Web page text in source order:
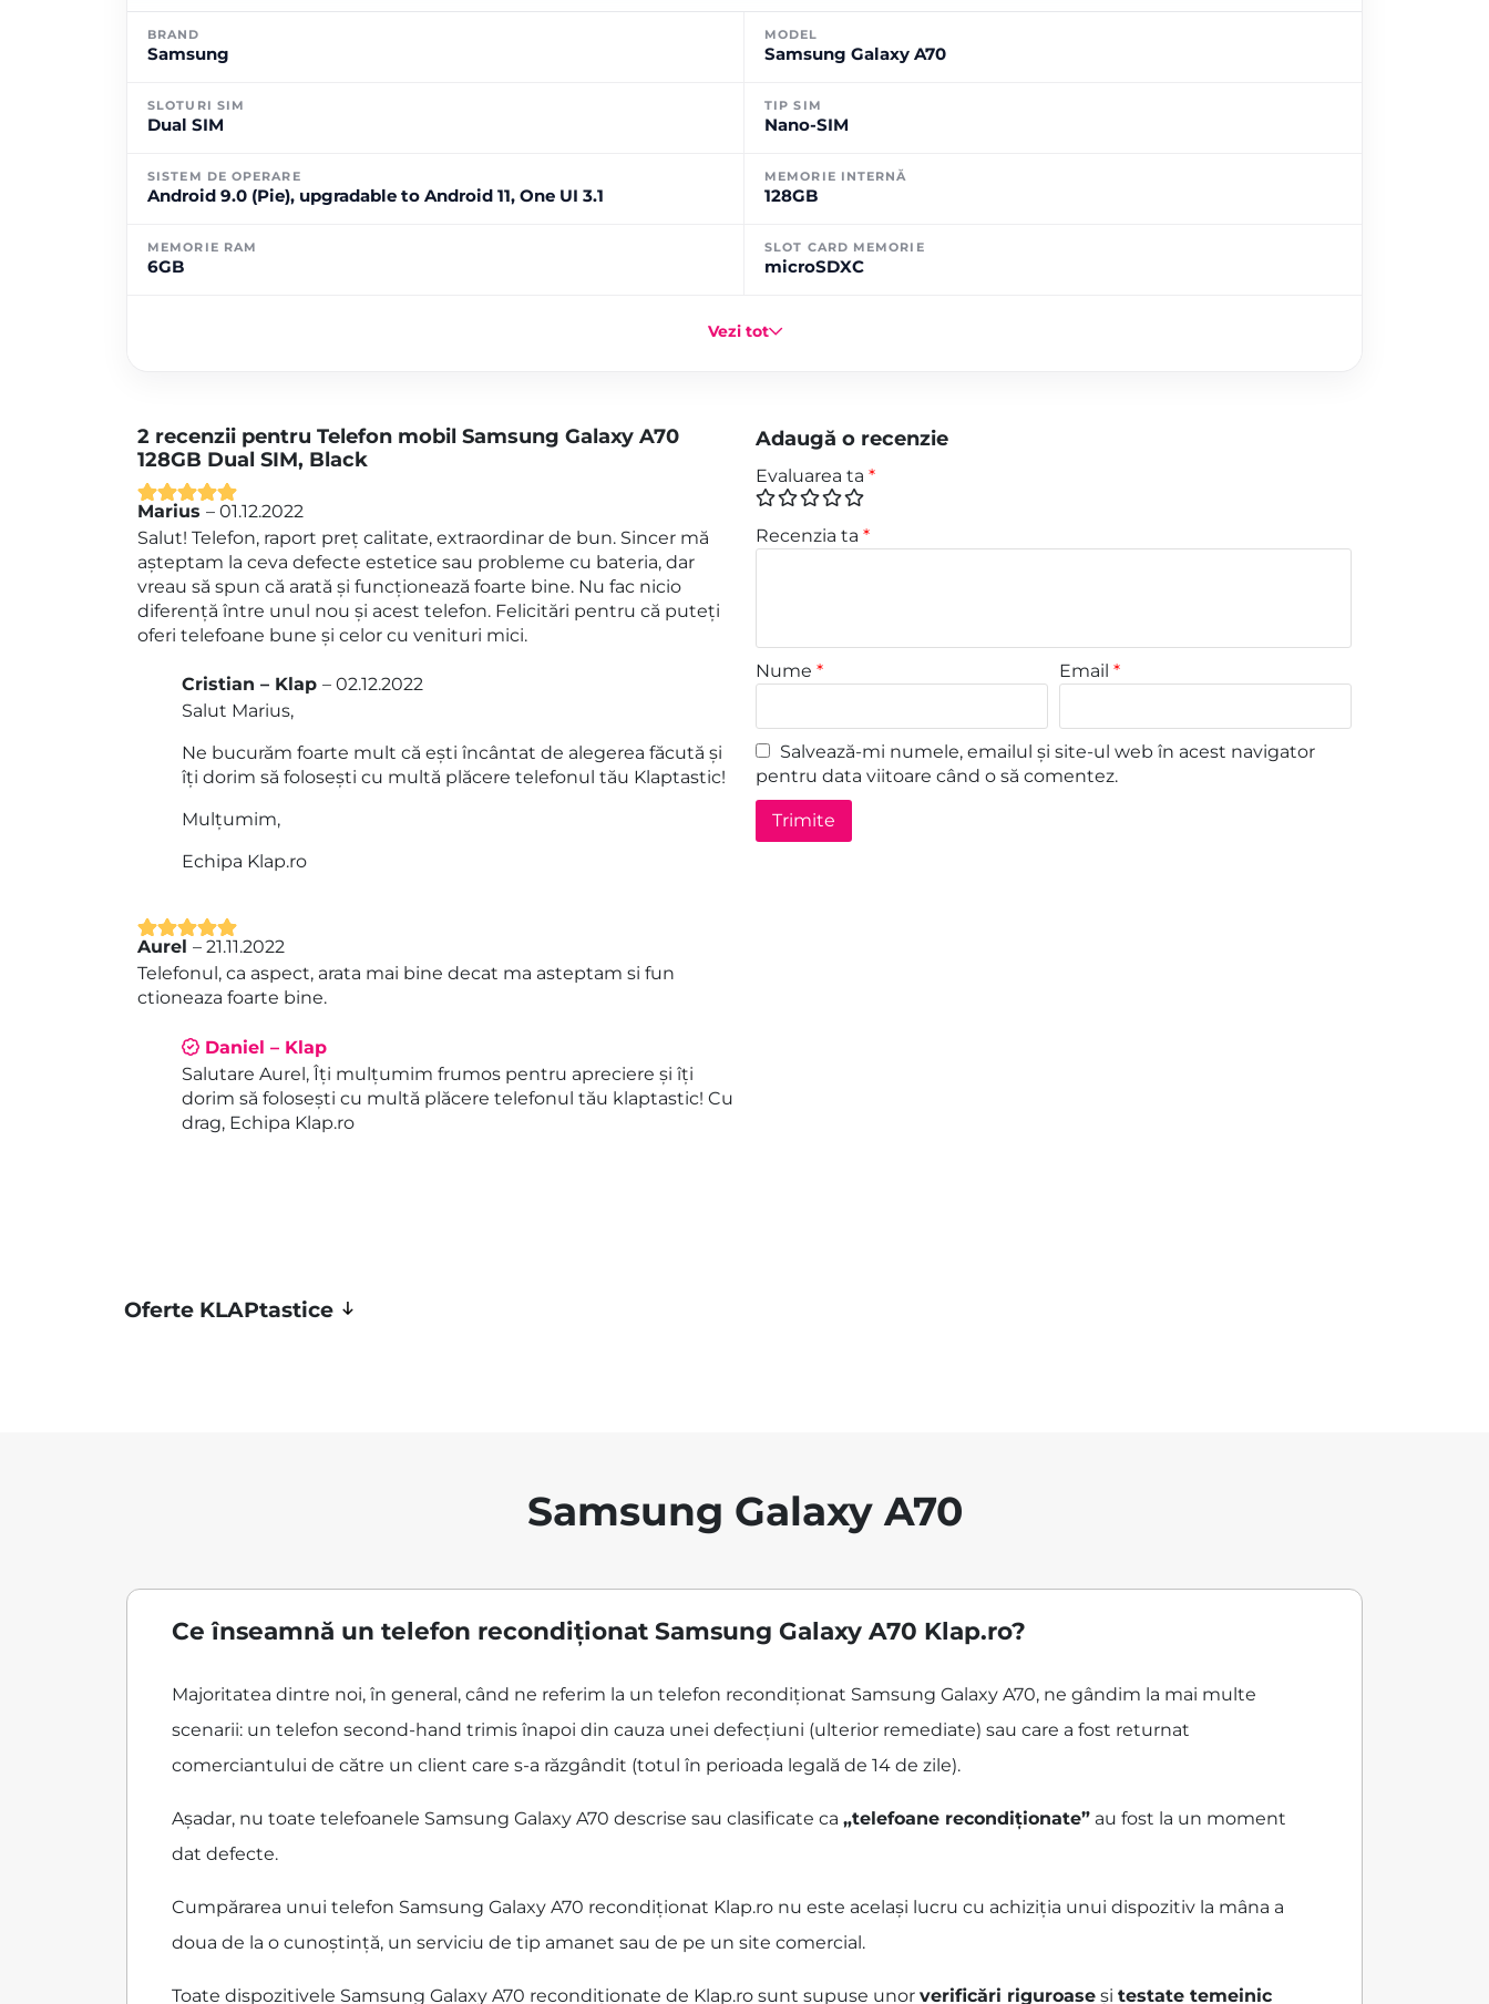
BRAND
Samsung
MODEL
Samsung Galaxy A70
SLOTURI SIM
Dual SIM
TIP SIM
Nano-SIM
SISTEM DE OPERARE
Android 9.0 (Pie), upgradable to Android 11, One UI 3.1
MEMORIE INTERNĂ
128GB
MEMORIE RAM
6GB
SLOT CARD MEMORIE
microSDXC
Vezi tot
2 recenzii pentru Telefon mobil Samsung Galaxy A70
128GB Dual SIM, Black
Evaluat la5
din 5
Marius – 01.12.2022
Salut! Telefon, raport preț calitate, extraordinar de bun. Sincer mă
așteptam la ceva defecte estetice sau probleme cu bateria, dar
vreau să spun că arată și funcționează foarte bine. Nu fac nicio
diferență între unul nou și acest telefon. Felicitări pentru că puteți
oferi telefoane bune și celor cu venituri mici.
Cristian – Klap – 02.12.2022
Salut Marius,
Ne bucurăm foarte mult că ești încântat de alegerea făcută și
îți dorim să folosești cu multă plăcere telefonul tău Klaptastic!
Mulțumim,
Echipa Klap.ro
Evaluat la5
din 5
Aurel – 21.11.2022
Telefonul, ca aspect, arata mai bine decat ma asteptam si fun
ctioneaza foarte bine.
Daniel – Klap
Salutare Aurel, Îți mulțumim frumos pentru apreciere și îți
dorim să folosești cu multă plăcere telefonul tău klaptastic! Cu
drag, Echipa Klap.ro
Adaugă o recenzie
Evaluarea ta *
Recenzia ta *
Nume * Email*
Salvează-mi numele, emailul și site-ul web în acest navigator
pentru data viitoare când o să comentez.
Oferte KLAPtastice
Samsung Galaxy A70
Ce înseamnă un telefon recondiționat Samsung Galaxy A70 Klap.ro?
Majoritatea dintre noi, în general, când ne referim la un telefon recondiționat Samsung Galaxy A70, ne gândim la mai multe
scenarii: un telefon second-hand trimis înapoi din cauza unei defecțiuni (ulterior remediate) sau care a fost returnat
comerciantului de către un client care s-a răzgândit (totul în perioada legală de 14 de zile).
Așadar, nu toate telefoanele Samsung Galaxy A70 descrise sau clasificate ca „telefoane recondiționate” au fost la un moment
dat defecte.
Cumpărarea unui telefon Samsung Galaxy A70 recondiționat Klap.ro nu este același lucru cu achiziția unui dispozitiv la mâna a
doua de la o cunoștință, un serviciu de tip amanet sau de pe un site comercial.
Toate dispozitivele Samsung Galaxy A70 recondiționate de Klap.ro sunt supuse unor verificări riguroase și testate temeinic